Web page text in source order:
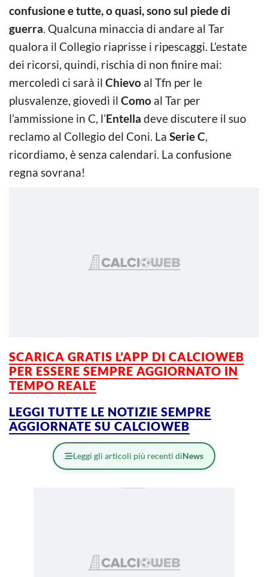
confusione e tutte, o quasi, sono sul piede di
guerra. Qualcuna minaccia di andare al Tar
qualora il Collegio riaprisse i ripescaggi. L’estate
dei ricorsi, quindi, rischia di non finire mai:
mercoledì ci sarà il Chievo al Tfn per le
plusvalenze, giovedì il Como al Tar per
l’ammissione in C, l’Entella deve discutere il suo
reclamo al Collegio del Coni. La Serie C,
ricordiamo, è senza calendari. La confusione
regna sovrana!
SCARICA GRATIS L’APP DI CALCIOWEB
PER ESSERE SEMPRE AGGIORNATO IN
TEMPO REALE
LEGGI TUTTE LE NOTIZIE SEMPRE
AGGIORNATE SU CALCIOWEB
Leggi gli articoli più recenti diNews